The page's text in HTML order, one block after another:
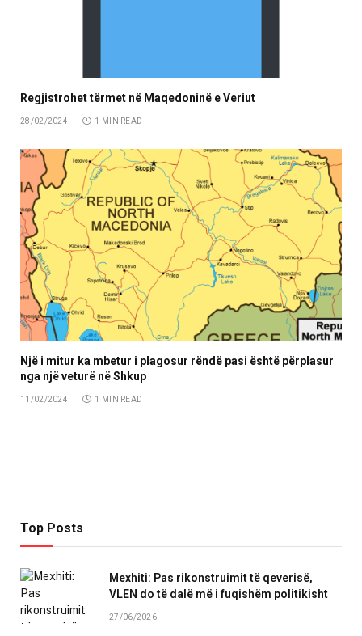
Regjistrohet tërmet në Maqedoninë e Veriut
28/02/2024 1 MIN READ
Një i mitur ka mbetur i plagosur rëndë pasi është përplasur
nga një veturë në Shkup
11/02/2024 1 MIN READ
Top Posts
Mexhiti: Pas rikonstruimit të qeverisë,
VLEN do të dalë më i fuqishëm politikisht
27/06/2026